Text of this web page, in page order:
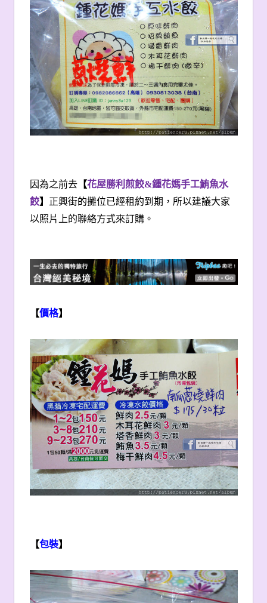
因為之前去【花屋勝利煎餃&鍾花媽手工鮪魚水
餃】 正興街的攤位已經租約到期，所以建議大家
以照片上的聯絡方式來訂購。
【價格】
【包裝】